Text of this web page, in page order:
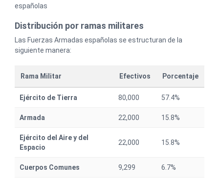
españolas
Distribución por ramas militares
Las Fuerzas Armadas españolas se estructuran de la
siguiente manera:
Rama Militar Efectivos Porcentaje
Ejército de Tierra 80,000 57.4%
Armada 22,000 15.8%
Ejército del Aire y del
Espacio
22,000 15.8%
Cuerpos Comunes 9,299 6.7%